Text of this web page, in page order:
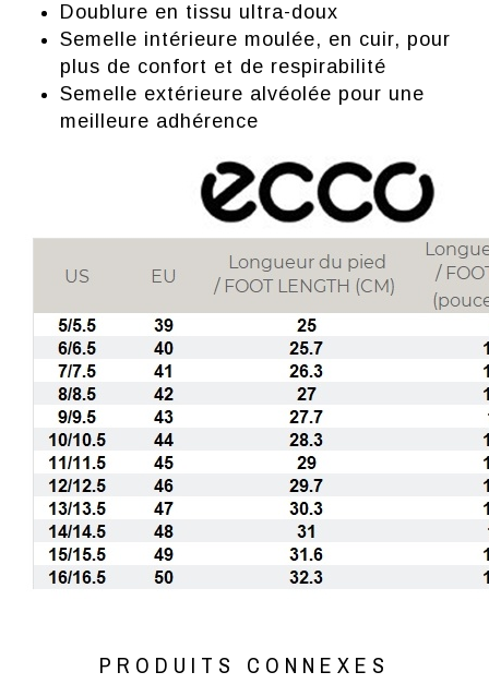
Doublure en tissu ultra-doux
Semelle intérieure moulée, en cuir, pour
plus de confort et de respirabilité
Semelle extérieure alvéolée pour une
meilleure adhérence
PRODUITS CONNEXES